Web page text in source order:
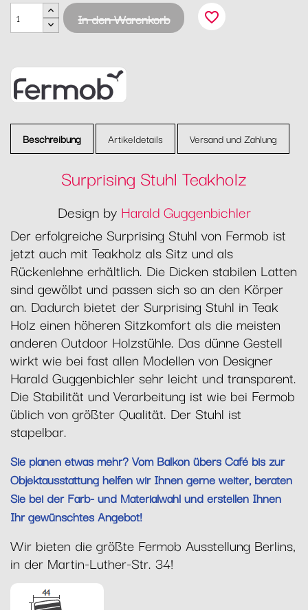
In den Warenkorb
favorite_border
Beschreibung Artikeldetails Versand und Zahlung
Surprising Stuhl Teakholz
Design by Harald Guggenbichler
Der erfolgreiche Surprising Stuhl von Fermob ist
jetzt auch mit Teakholz als Sitz und als
Rückenlehne erhältlich. Die Dicken stabilen Latten
sind gewölbt und passen sich so an den Körper
an. Dadurch bietet der Surprising Stuhl in Teak
Holz einen höheren Sitzkomfort als die meisten
anderen Outdoor Holzstühle. Das dünne Gestell
wirkt wie bei fast allen Modellen von Designer
Harald Guggenbichler sehr leicht und transparent.
Die Stabilität und Verarbeitung ist wie bei Fermob
üblich von größter Qualität. Der Stuhl ist
stapelbar.
Sie planen etwas mehr? Vom Balkon übers Café bis zur
Objektausstattung helfen wir Ihnen gerne weiter, beraten
Sie bei der Farb- und Materialwahl und erstellen Ihnen
Ihr gewünschtes Angebot!
Wir bieten die größte Fermob Ausstellung Berlins,
in der Martin-Luther-Str. 34!